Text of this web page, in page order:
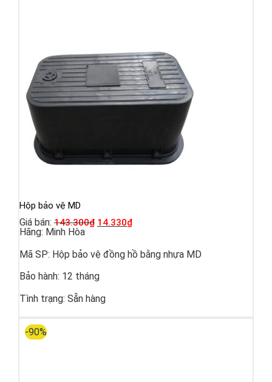
Hộp bảo vệ MD
Giá bán: 143.300₫ 14.330₫
Hãng: Minh Hòa
Mã SP: Hộp bảo vệ đồng hồ bằng nhựa MD
Bảo hành: 12 tháng
Tình trạng: Sẵn hàng
-90%